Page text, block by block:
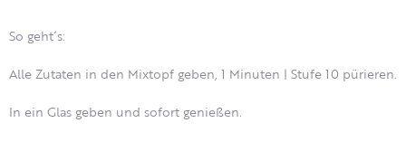
So geht´s:
Alle Zutaten in den Mixtopf geben, 1 Minuten | Stufe 10 pürieren.
In ein Glas geben und sofort genießen.